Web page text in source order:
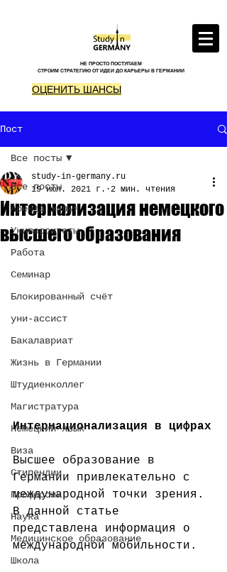
НЕ ПРОСТО ПОСТУПАЕМ
СТРОИМ СТРАТЕГИЮ ОТ ИДЕИ ДО КАРЬЕРЫ В ГЕРМАНИИ
ОЦЕНИТЬ ШАНСЫ
Пост
Все посты
Аренда жилья
Университеты
Работа
Семинар
Блокированный счёт
уни-ассист
Бакалавриат
Жизнь в Германии
Штудиенколлег
Магистратура
Немецкий язык
Виза
Стипендии
Профессии
Наука
Медицинское образование
Школа
Все посты
Интернализация немецкого
высшего образования
study-in-germany.ru
19 июл. 2021 г.
2 мин. чтения
Интернационализация в цифрах
Высшее образование в
Германии привлекательно с
международной точки зрения.
В данной статье
представлена информация о
международной мобильности.